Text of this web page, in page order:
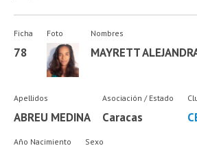
Ficha
78
Foto Nombres
MAYRETT
Apellidos
ABREU MEDINA
Asociación / Estado
Caracas
Año Nacimiento Sexo